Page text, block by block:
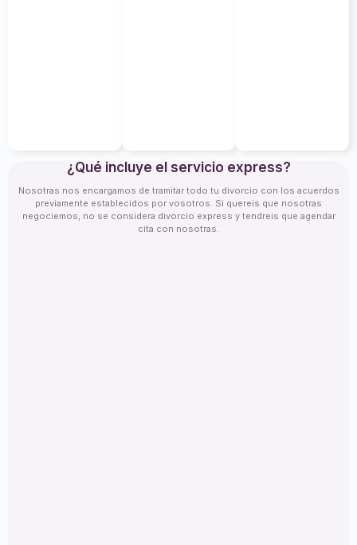
¿Qué incluye el servicio express?
Nosotras nos encargamos de tramitar todo tu divorcio con los acuerdos
previamente establecidos por vosotros. Si quereis que nosotras
negociemos, no se considera divorcio express y tendreis que agendar
cita con nosotras.